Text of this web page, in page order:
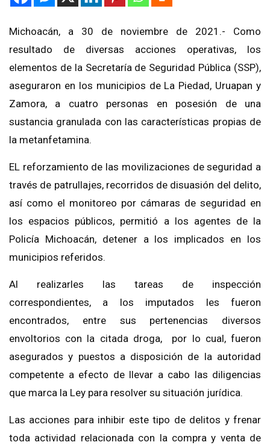
Michoacán, a 30 de noviembre de 2021.- Como
resultado de diversas acciones operativas, los
elementos de la Secretaría de Seguridad Pública (SSP),
aseguraron en los municipios de La Piedad, Uruapan y
Zamora, a cuatro personas en posesión de una
sustancia granulada con las características propias de
la metanfetamina.
EL reforzamiento de las movilizaciones de seguridad a
través de patrullajes, recorridos de disuasión del delito,
así como el monitoreo por cámaras de seguridad en
los espacios públicos, permitió a los agentes de la
Policía Michoacán, detener a los implicados en los
municipios referidos.
Al realizarles las tareas de inspección
correspondientes, a los imputados les fueron
encontrados, entre sus pertenencias diversos
envoltorios con la citada droga, por lo cual, fueron
asegurados y puestos a disposición de la autoridad
competente a efecto de llevar a cabo las diligencias
que marca la Ley para resolver su situación jurídica.
Las acciones para inhibir este tipo de delitos y frenar
toda actividad relacionada con la compra y venta de